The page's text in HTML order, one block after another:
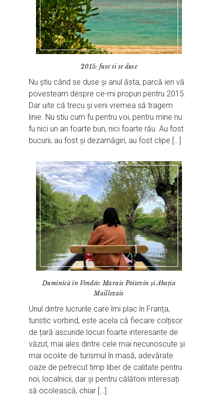
2015: fuse si se duse
Nu știu când se duse și anul ăsta, parcă ieri vă
povesteam despre ce-mi propun pentru 2015.
Dar uite că trecu și veni vremea să tragem
linie. Nu stiu cum fu pentru voi, pentru mine nu
fu nici un an foarte bun, nici foarte rău. Au fost
bucurii, au fost și dezamăgiri, au fost clipe […]
Duminică în Vendée: Marais Poitevin și Abația
Maillezais
Unul dintre lucrurile care îmi plac în Franța,
turistic vorbind, este acela că fiecare colțisor
de țară ascunde locuri foarte interesante de
văzut, mai ales dintre cele mai necunoscute și
mai ocolite de turismul în masă, adevărate
oaze de petrecut timp liber de calitate pentru
noi, localnicii, dar și pentru călătorii interesați
să ocolească, chiar […]